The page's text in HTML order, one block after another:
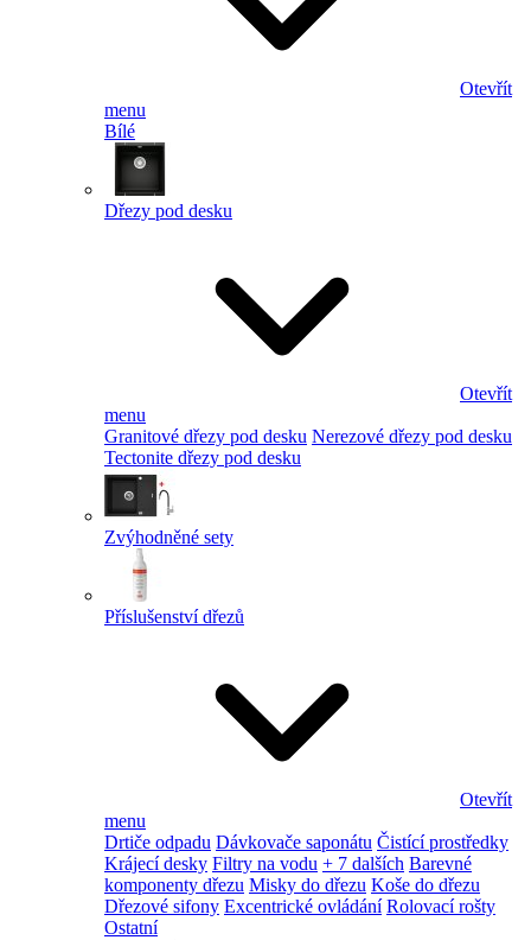
Otevřít
menu
Bílé
Dřezy pod desku
Otevřít
menu
Granitové dřezy pod desku Nerezové dřezy pod desku
Tectonite dřezy pod desku
Zvýhodněné sety
Příslušenství dřezů
Otevřít
menu
Drtiče odpadu Dávkovače saponátu Čistící prostředky
Krájecí desky Filtry na vodu + 7 dalších Barevné
komponenty dřezu Misky do dřezu Koše do dřezu
Dřezové sifony Excentrické ovládání Rolovací rošty
Ostatní